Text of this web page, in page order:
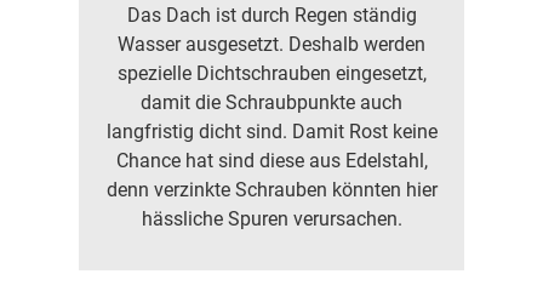
Das Dach ist durch Regen ständig
Wasser ausgesetzt. Deshalb werden
spezielle Dichtschrauben eingesetzt,
damit die Schraubpunkte auch
langfristig dicht sind. Damit Rost keine
Chance hat sind diese aus Edelstahl,
denn verzinkte Schrauben könnten hier
hässliche Spuren verursachen.